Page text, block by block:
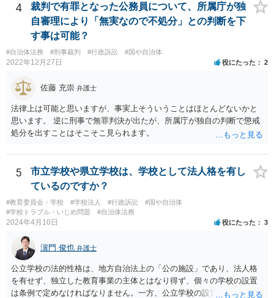
4
裁判で有罪となった公務員について、所属庁が独
自審理により「無実なので不処分」との判断を下
す事は可能？
#自治体法務 #刑事裁判 #行政訴訟 #国や自治体
2022年12月27日 役にたった 2
佐藤 充崇 弁護士
法律上は可能と思いますが、事実上そういうことはほとんどないかと
思います。 逆に刑事で無罪判決が出たが、所属庁が独自の判断で懲戒
処分を出すことはそこそこ見られます。
5
市立学校や県立学校は、学校として法人格を有し
ているのですか？
#教育委員会・学校 #学校法人 #行政訴訟
#国や自治体
#学校トラブル・いじめ問題
#自治体法務
2024年4月10日 役にたった 3
濵門 俊也 弁護士
公立学校の法的性格は、地方自治法上の「公の施設」であり、法人格
を有せず、独立した教育事業の主体とはなり得ず、個々の学校の設置
は条例で定めなければなりません。一方、公立学校の設置者である地